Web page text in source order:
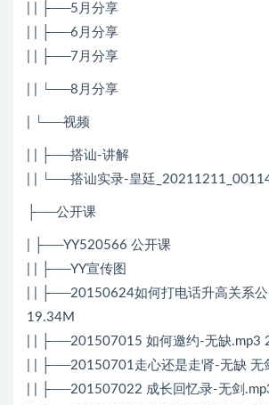
| | ├──5月分享
| | ├──6月分享
| | ├──7月分享
| | └──8月分享
| └──视频
| | ├──搭讪-讲解
| | └──搭讪实录-皇廷
├──公开课
| ├──YY520566 公开课
| | ├──YY宣传图
| | ├──20150624如何打电话升高关系
19.34M
| | ├──201507015 如何邀约-无缺.mp3
| | ├──20150701走心还是走肾-无缺 无
| | ├──201507022 成长回忆录-无剑